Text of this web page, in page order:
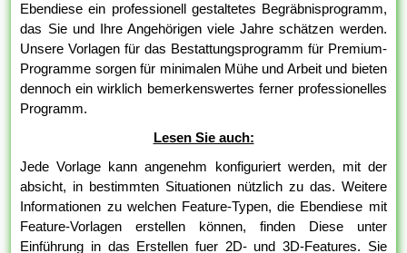
Ebendiese ein professionell gestaltetes Begräbnisprogramm,
das Sie und Ihre Angehörigen viele Jahre schätzen werden.
Unsere Vorlagen für das Bestattungsprogramm für Premium-
Programme sorgen für minimalen Mühe und Arbeit und bieten
dennoch ein wirklich bemerkenswertes ferner professionelles
Programm.
Lesen Sie auch:
Jede Vorlage kann angenehm konfiguriert werden, mit der
absicht, in bestimmten Situationen nützlich zu das. Weitere
Informationen zu welchen Feature-Typen, die Ebendiese mit
Feature-Vorlagen erstellen können, finden Diese unter
Einführung in das Erstellen fuer 2D- und 3D-Features. Sie